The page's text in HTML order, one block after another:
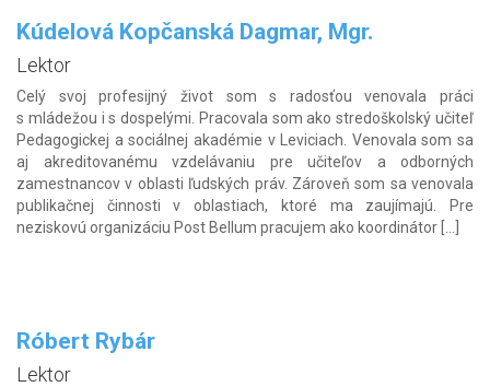
Kúdelová Kopčanská Dagmar, Mgr.
Lektor
Celý svoj profesijný život som s radosťou venovala práci
s mládežou i s dospelými. Pracovala som ako stredoškolský učiteľ
Pedagogickej a sociálnej akadémie v Leviciach. Venovala som sa
aj akreditovanému vzdelávaniu pre učiteľov a odborných
zamestnancov v oblasti ľudských práv. Zároveň som sa venovala
publikačnej činnosti v oblastiach, ktoré ma zaujímajú. Pre
neziskovú organizáciu Post Bellum pracujem ako koordinátor […]
Róbert Rybár
Lektor